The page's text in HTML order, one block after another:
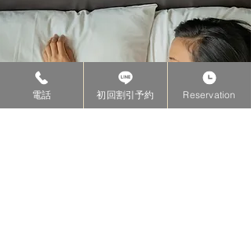
電話 初回割引予約 Reservation